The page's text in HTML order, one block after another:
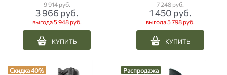
9 914 руб.
3 966 руб.
выгода5 948 руб.
КУПИТЬ
7 248 руб.
1 450 руб.
выгода5 798 руб.
КУПИТЬ
Скидка 40%
Распродажа